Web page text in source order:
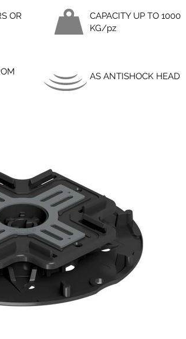
OR
CAPACITY UP TO 1000
KG/pz
AS ANTISHOCK HEAD